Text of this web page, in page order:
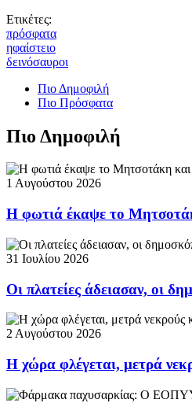
Ετικέτες:
πρόσφατα
ηφαίστειο
δεινόσαυροι
Πιο Δημοφιλή
Πιο Πρόσφατα
Πιο Δημοφιλή
1 Αυγούστου 2026
Η φωτιά έκαψε το
31 Ιουλίου 2026
Οι πλατείες άδειασαν, οι
2 Αυγούστου 2026
Η χώρα φλέγεται, μετρά